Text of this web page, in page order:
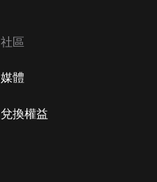
社區
媒體
兌換權益